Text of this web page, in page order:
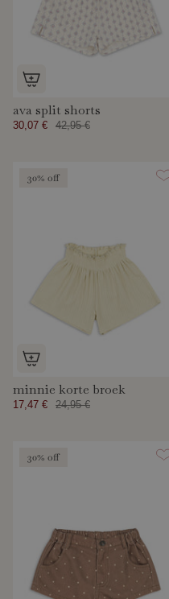
ava split shorts
30,07 € 42,95 €
30% off
minnie korte broek
17,47 € 24,95 €
30% off